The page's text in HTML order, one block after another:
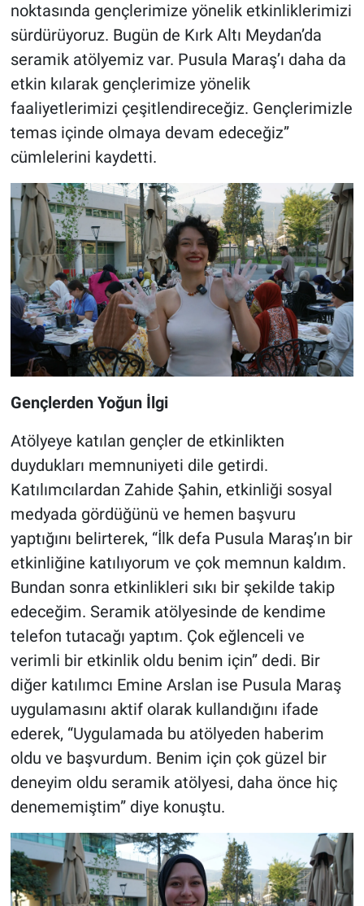
noktasında gençlerimize yönelik etkinliklerimizi
sürdürüyoruz. Bugün de Kırk Altı Meydan’da
seramik atölyemiz var. Pusula Maraş’ı daha da
etkin kılarak gençlerimize yönelik
faaliyetlerimizi çeşitlendireceğiz. Gençlerimizle
temas içinde olmaya devam edeceğiz”
cümlelerini kaydetti.
Gençlerden Yoğun İlgi
Atölyeye katılan gençler de etkinlikten
duydukları memnuniyeti dile getirdi.
Katılımcılardan Zahide Şahin, etkinliği sosyal
medyada gördüğünü ve hemen başvuru
yaptığını belirterek, “İlk defa Pusula Maraş’ın bir
etkinliğine katılıyorum ve çok memnun kaldım.
Bundan sonra etkinlikleri sıkı bir şekilde takip
edeceğim. Seramik atölyesinde de kendime
telefon tutacağı yaptım. Çok eğlenceli ve
verimli bir etkinlik oldu benim için” dedi. Bir
diğer katılımcı Emine Arslan ise Pusula Maraş
uygulamasını aktif olarak kullandığını ifade
ederek, “Uygulamada bu atölyeden haberim
oldu ve başvurdum. Benim için çok güzel bir
deneyim oldu seramik atölyesi, daha önce hiç
denememiştim” diye konuştu.